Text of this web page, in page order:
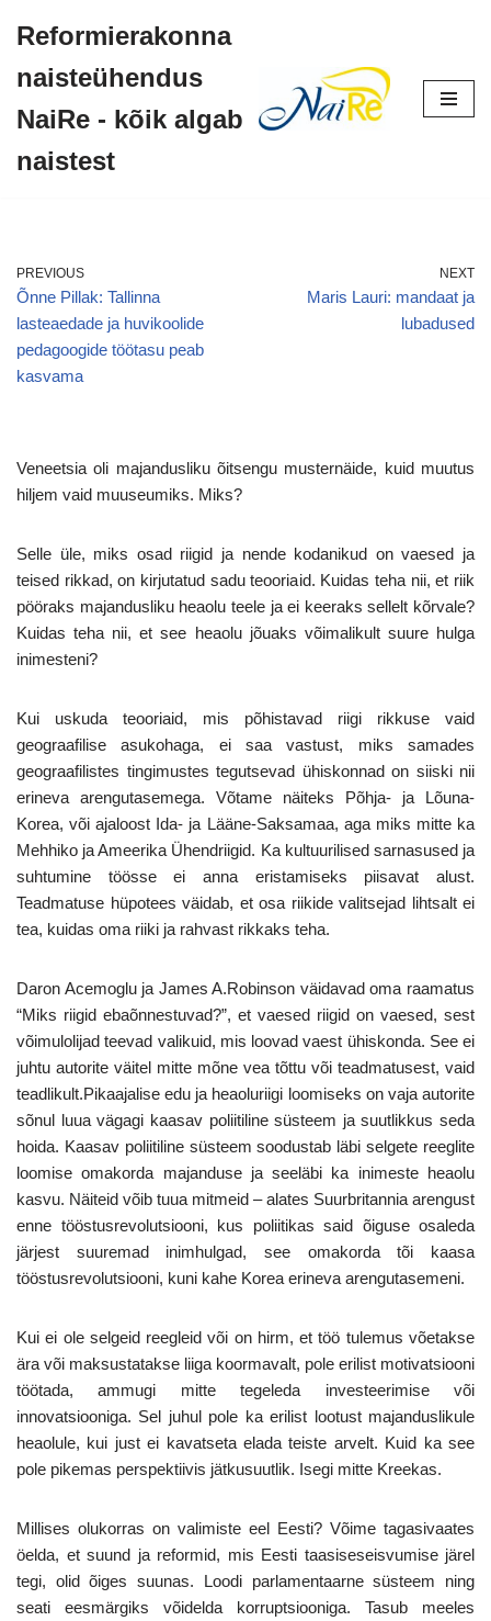
to
content
Reformierakonna
naisteühendus
NaiRe - kõik algab
naistest
PREVIOUS
Õnne Pillak: Tallinna
lasteaedade ja huvikoolide
pedagoogide töötasu peab
kasvama
NEXT
Maris Lauri: mandaat ja
lubadused
Veneetsia oli majandusliku õitsengu musternäide, kuid muutus
hiljem vaid muuseumiks. Miks?
Selle üle, miks osad riigid ja nende kodanikud on vaesed ja
teised rikkad, on kirjutatud sadu teooriaid. Kuidas teha nii, et riik
pööraks majandusliku heaolu teele ja ei keeraks sellelt kõrvale?
Kuidas teha nii, et see heaolu jõuaks võimalikult suure hulga
inimesteni?
Kui uskuda teooriaid, mis põhistavad riigi rikkuse vaid
geograafilise asukohaga, ei saa vastust, miks samades
geograafilistes tingimustes tegutsevad ühiskonnad on siiski nii
erineva arengutasemega. Võtame näiteks Põhja- ja Lõuna-
Korea, või ajaloost Ida- ja Lääne-Saksamaa, aga miks mitte ka
Mehhiko ja Ameerika Ühendriigid. Ka kultuurilised sarnasused ja
suhtumine töösse ei anna eristamiseks piisavat alust.
Teadmatuse hüpotees väidab, et osa riikide valitsejad lihtsalt ei
tea, kuidas oma riiki ja rahvast rikkaks teha.
Daron Acemoglu ja James A.Robinson väidavad oma raamatus
“Miks riigid ebaõnnestuvad?”, et vaesed riigid on vaesed, sest
võimulolijad teevad valikuid, mis loovad vaest ühiskonda. See ei
juhtu autorite väitel mitte mõne vea tõttu või teadmatusest, vaid
teadlikult.Pikaajalise edu ja heaoluriigi loomiseks on vaja autorite
sõnul luua vägagi kaasav poliitiline süsteem ja suutlikkus seda
hoida. Kaasav poliitiline süsteem soodustab läbi selgete reeglite
loomise omakorda majanduse ja seeläbi ka inimeste heaolu
kasvu. Näiteid võib tuua mitmeid – alates Suurbritannia arengust
enne tööstusrevolutsiooni, kus poliitikas said õiguse osaleda
järjest suuremad inimhulgad, see omakorda tõi kaasa
tööstusrevolutsiooni, kuni kahe Korea erineva arengutasemeni.
Kui ei ole selgeid reegleid või on hirm, et töö tulemus võetakse
ära või maksustatakse liiga koormavalt, pole erilist motivatsiooni
töötada, ammugi mitte tegeleda investeerimise või
innovatsiooniga. Sel juhul pole ka erilist lootust majanduslikule
heaolule, kui just ei kavatseta elada teiste arvelt. Kuid ka see
pole pikemas perspektiivis jätkusuutlik. Isegi mitte Kreekas.
Millises olukorras on valimiste eel Eesti? Võime tagasivaates
öelda, et suund ja reformid, mis Eesti taasiseseisvumise järel
tegi, olid õiges suunas. Loodi parlamentaarne süsteem ning
seati eesmärgiks võidelda korruptsiooniga. Tasub meeles